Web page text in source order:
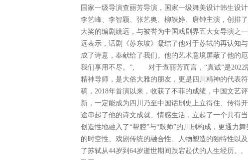
国家一级导演查丽芳导演，国家一级舞美设计韩生设
李艺峰、李智颖、张艺奥、柳轶婷、唐钟主演，创
大奖的编剧姚远，与被誉为中国戏剧界五大女导演之
远表示，话剧《苏东坡》凝结了他对于苏轼的再认知
成了诗意，奉献给了我们。他的艺术意境屏蔽了他的
我们享用不尽。”, 对于查丽芳而言，“真诚”是2022
精神导师，是大俗大雅的朋友，更是四川精神的代
稿，2018年首演以来，收获了不菲的成绩，中国文艺
新，一定能成为四川乃至中国话剧史上立得住、传得
途串起了他的诗文成就、情感生活，立起了一个具有
创造性地融入了“帮腔”与“鼓师”的川剧构成，更通力
的时空性、戏剧传统的融合性、人物塑造的独特性以
了苏轼从44岁到64岁逝世期间跌宕起伏的人生经